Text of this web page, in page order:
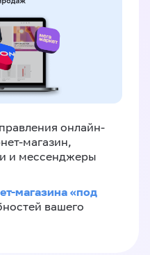
онлайн-
магазин,
и мессенджеры
магазина «под
вашего